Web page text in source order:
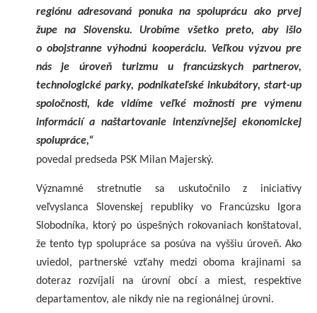
regiónu adresovaná ponuka na spoluprácu ako prvej
župe na Slovensku. Urobíme všetko preto, aby išlo
o obojstranne výhodnú kooperáciu. Veľkou výzvou pre
nás je úroveň turizmu u francúzskych partnerov,
technologické parky, podnikateľské inkubátory, start-up
spoločnosti, kde vidíme veľké možnosti pre výmenu
informácií a naštartovanie intenzívnejšej ekonomickej
spolupráce,“
povedal predseda PSK Milan Majerský.
Významné stretnutie sa uskutočnilo z iniciatívy
veľvyslanca Slovenskej republiky vo Francúzsku Igora
Slobodníka, ktorý po úspešných rokovaniach konštatoval,
že tento typ spolupráce sa posúva na vyššiu úroveň. Ako
uviedol, partnerské vzťahy medzi oboma krajinami sa
doteraz rozvíjali na úrovní obcí a miest, respektíve
departamentov, ale nikdy nie na regionálnej úrovni.